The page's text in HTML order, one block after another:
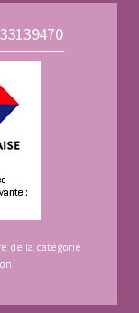
de la catégorie